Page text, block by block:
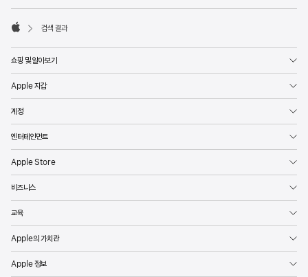
press
key
to
검색 결과
쇼핑 및 알아보기
Apple 지갑
계정
엔터테인먼트
Apple Store
비즈니스
교육
Apple의 가치관
Apple 정보